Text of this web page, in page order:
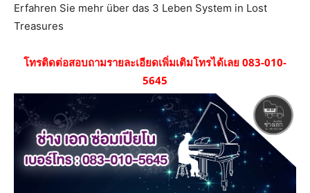
Erfahren Sie mehr über das 3 Leben System in Lost
Treasures
โทรติดต่อสอบถามรายละเอียดเพิ่มเติมโทรได้เลย 083-010-
5645